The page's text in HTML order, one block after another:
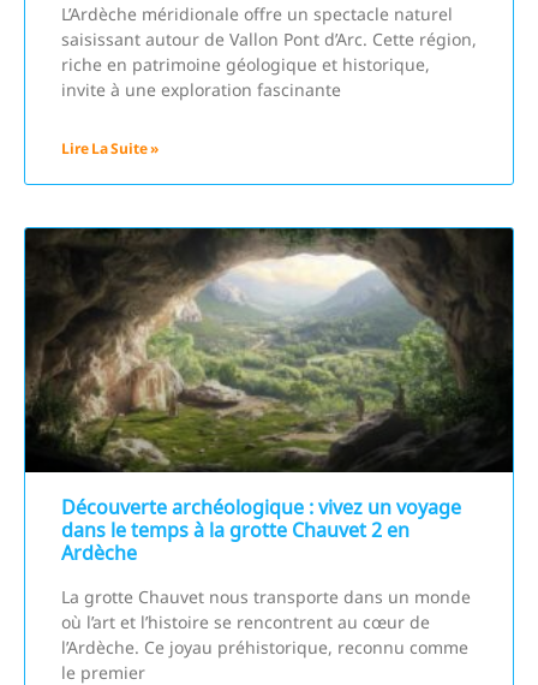
L’Ardèche méridionale offre un spectacle naturel
saisissant autour de Vallon Pont d’Arc. Cette région,
riche en patrimoine géologique et historique,
invite à une exploration fascinante
Lire La Suite »
Découverte archéologique : vivez un voyage
dans le temps à la grotte Chauvet 2 en
Ardèche
La grotte Chauvet nous transporte dans un monde
où l’art et l’histoire se rencontrent au cœur de
l’Ardèche. Ce joyau préhistorique, reconnu comme
le premier